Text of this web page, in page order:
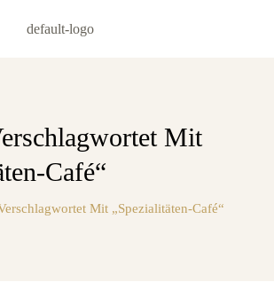
Mit
Café“
Mit „Spezialitäten-Café“